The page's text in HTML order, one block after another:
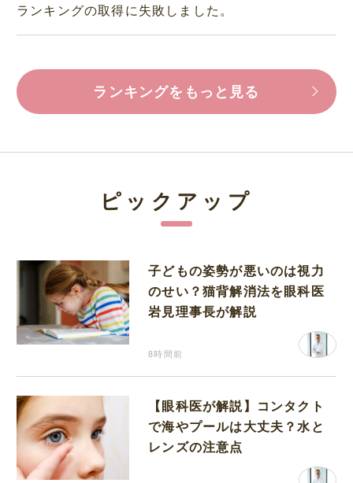
ランキングの取得に失敗しました。
ランキングをもっと見る
ピックアップ
子どもの姿勢が悪いのは視力
のせい？猫背解消法を眼科医
岩見理事長が解説
8時間前
【眼科医が解説】コンタクト
で海やプールは大丈夫？水と
レンズの注意点